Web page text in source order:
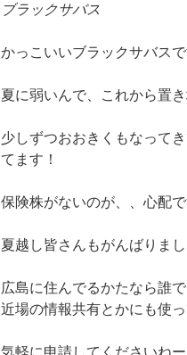
ブラックサバス
かっこいいブラックサバスで
夏に弱いんで、これから置
少しずつおおきくもなって
てます！
保険株がないのが、、心配で
夏越し皆さんもがんばりまし
広島に住んでるかたなら誰
近場の情報共有とかにも使
気軽に申請してくださいねー